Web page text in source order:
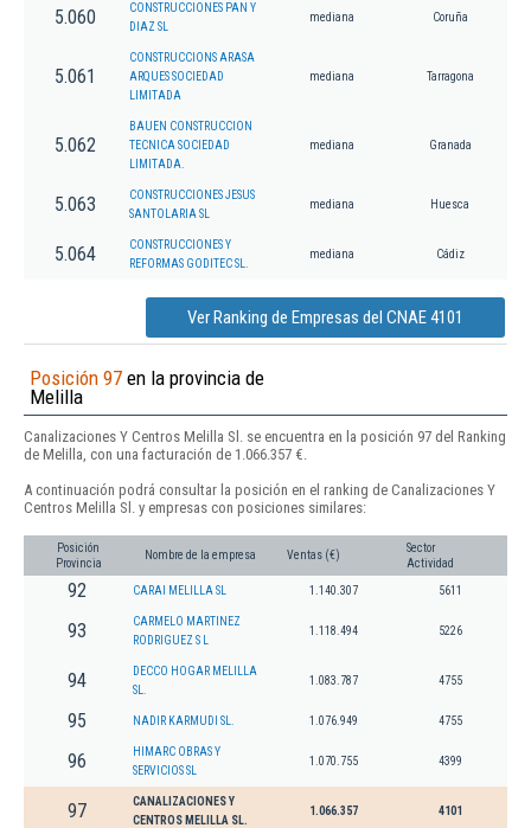
5.060
CONSTRUCCIONES PAN Y
DIAZ SL
mediana Coruña
5.061
CONSTRUCCIONS ARASA
ARQUES SOCIEDAD
LIMITADA
mediana Tarragona
5.062
BAUEN CONSTRUCCION
TECNICA SOCIEDAD
LIMITADA.
mediana Granada
5.063
CONSTRUCCIONES JESUS
SANTOLARIA SL
mediana Huesca
5.064
CONSTRUCCIONES Y
REFORMAS GODITEC SL.
mediana Cádiz
Ver Ranking de Empresas del CNAE 4101
Posición 97 en la provincia de
Melilla
Canalizaciones Y Centros Melilla Sl. se encuentra en la posición 97 del Ranking
de Melilla, con una facturación de 1.066.357 €.
A continuación podrá consultar la posición en el ranking de Canalizaciones Y
Centros Melilla Sl. y empresas con posiciones similares:
Posición
Provincia
Nombre de la empresa Ventas (€)
Sector
Actividad
92 CARAI MELILLA SL 1.140.307 5611
93
CARMELO MARTINEZ
RODRIGUEZ S L
1.118.494 5226
94
DECCO HOGAR MELILLA
SL.
1.083.787 4755
95 NADIR KARMUDI SL. 1.076.949 4755
96
HIMARC OBRAS Y
SERVICIOS SL
1.070.755 4399
97
CANALIZACIONES Y
CENTROS MELILLA SL.
1.066.357 4101